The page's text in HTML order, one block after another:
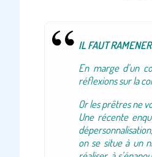
IL FAUT
En marge d’un
réflexions sur la
Or les prêtres ne
Une récente
on se situe à un